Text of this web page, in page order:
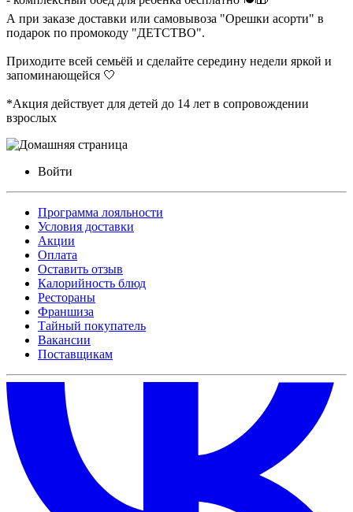
А при заказе доставки или самовывоза "Орешки асорти" в
подарок по промокоду "ДЕТСТВО".
Приходите всей семьёй и сделайте середину недели яркой и
запоминающейся 🤍
*Акция действует для детей до 14 лет в сопровождении
взрослых
Войти
Программа лояльности
Условия доставки
Акции
Оплата
Оставить отзыв
Калорийность блюд
Рестораны
Франшиза
Тайный покупатель
Вакансии
Поставщикам